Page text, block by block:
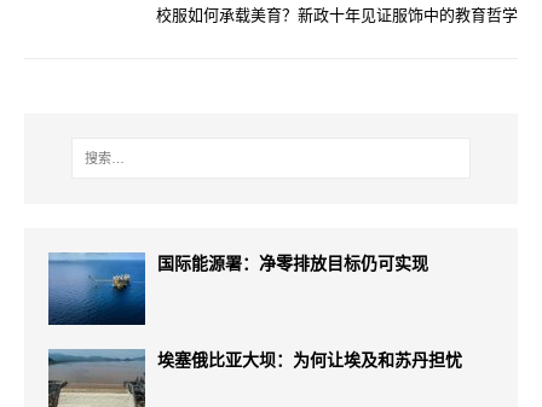
校服如何承载美育？新政十年见证服饰中的教育哲学
国际能源署：净零排放目标仍可实现
埃塞俄比亚大坝：为何让埃及和苏丹担忧